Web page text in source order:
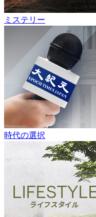
ミステリー
時代の選択